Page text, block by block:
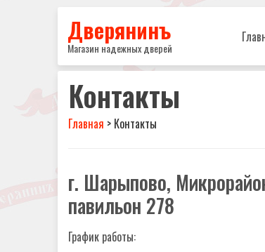
Дверянинъ
Магазин надежных дверей
Контакты
Главная > Контакты
г. Шарыпово,
павильон 278
График работы: